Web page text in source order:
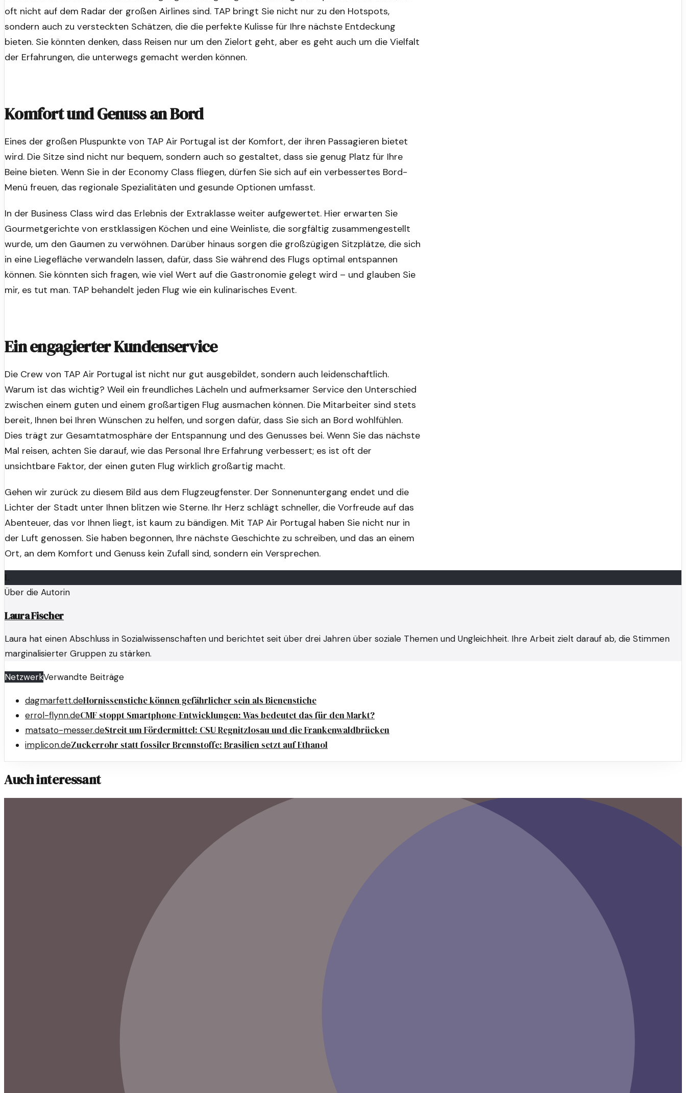
oft nicht auf dem Radar der großen Airlines sind. TAP bringt Sie nicht nur zu den Hotspots,
sondern auch zu versteckten Schätzen, die die perfekte Kulisse für Ihre nächste Entdeckung
bieten. Sie könnten denken, dass Reisen nur um den Zielort geht, aber es geht auch um die Vielfalt
der Erfahrungen, die unterwegs gemacht werden können.
Komfort und Genuss an Bord
Eines der großen Pluspunkte von TAP Air Portugal ist der Komfort, der ihren Passagieren bietet
wird. Die Sitze sind nicht nur bequem, sondern auch so gestaltet, dass sie genug Platz für Ihre
Beine bieten. Wenn Sie in der Economy Class fliegen, dürfen Sie sich auf ein verbessertes Bord-
Menü freuen, das regionale Spezialitäten und gesunde Optionen umfasst.
In der Business Class wird das Erlebnis der Extraklasse weiter aufgewertet. Hier erwarten Sie
Gourmetgerichte von erstklassigen Köchen und eine Weinliste, die sorgfältig zusammengestellt
wurde, um den Gaumen zu verwöhnen. Darüber hinaus sorgen die großzügigen Sitzplätze, die sich
in eine Liegefläche verwandeln lassen, dafür, dass Sie während des Flugs optimal entspannen
können. Sie könnten sich fragen, wie viel Wert auf die Gastronomie gelegt wird – und glauben Sie
mir, es tut man. TAP behandelt jeden Flug wie ein kulinarisches Event.
Ein engagierter Kundenservice
Die Crew von TAP Air Portugal ist nicht nur gut ausgebildet, sondern auch leidenschaftlich.
Warum ist das wichtig? Weil ein freundliches Lächeln und aufmerksamer Service den Unterschied
zwischen einem guten und einem großartigen Flug ausmachen können. Die Mitarbeiter sind stets
bereit, Ihnen bei Ihren Wünschen zu helfen, und sorgen dafür, dass Sie sich an Bord wohlfühlen.
Dies trägt zur Gesamtatmosphäre der Entspannung und des Genusses bei. Wenn Sie das nächste
Mal reisen, achten Sie darauf, wie das Personal Ihre Erfahrung verbessert; es ist oft der
unsichtbare Faktor, der einen guten Flug wirklich großartig macht.
Gehen wir zurück zu diesem Bild aus dem Flugzeugfenster. Der Sonnenuntergang endet und die
Lichter der Stadt unter Ihnen blitzen wie Sterne. Ihr Herz schlägt schneller, die Vorfreude auf das
Abenteuer, das vor Ihnen liegt, ist kaum zu bändigen. Mit TAP Air Portugal haben Sie nicht nur in
der Luft genossen. Sie haben begonnen, Ihre nächste Geschichte zu schreiben, und das an einem
Ort, an dem Komfort und Genuss kein Zufall sind, sondern ein Versprechen.
L
Über die Autorin
Laura Fischer
Laura hat einen Abschluss in Sozialwissenschaften und berichtet seit über drei Jahren über soziale Themen und Ungleichheit. Ihre Arbeit zielt darauf ab, die Stimmen
marginalisierter Gruppen zu stärken.
NetzwerkVerwandte Beiträge
dagmarfett.deHornissenstiche können gefährlicher sein als Bienenstiche
errol-flynn.deCMF stoppt Smartphone-Entwicklungen: Was bedeutet das für den Markt?
matsato-messer.deStreit um Fördermittel: CSU Regnitzlosau und die Frankenwaldbrücken
implicon.deZuckerrohr statt fossiler Brennstoffe: Brasilien setzt auf Ethanol
Auch interessant